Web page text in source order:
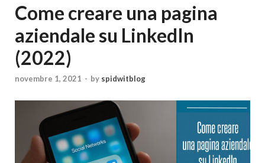
Come creare una pagina
aziendale su LinkedIn
(2022)
novembre 1, 2021 - by spidwitblog